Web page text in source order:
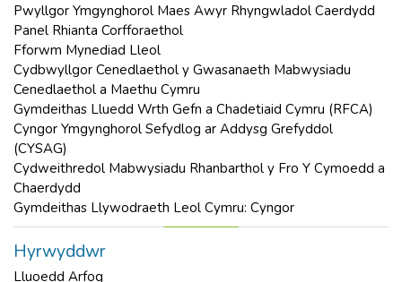
Pwyllgor Ymgynghorol Maes Awyr Rhyngwladol Caerdydd
Panel Rhianta Corfforaethol
Fforwm Mynediad Lleol
Cydbwyllgor Cenedlaethol y Gwasanaeth Mabwysiadu
Cenedlaethol a Maethu Cymru
Gymdeithas Lluedd Wrth Gefn a Chadetiaid Cymru (RFCA)
Cyngor Ymgynghorol Sefydlog ar Addysg Grefyddol
(CYSAG)
Cydweithredol Mabwysiadu Rhanbarthol y Fro Y Cymoedd a
Chaerdydd
Gymdeithas Llywodraeth Leol Cymru: Cyngor
Hyrwyddwr
Lluoedd Arfog